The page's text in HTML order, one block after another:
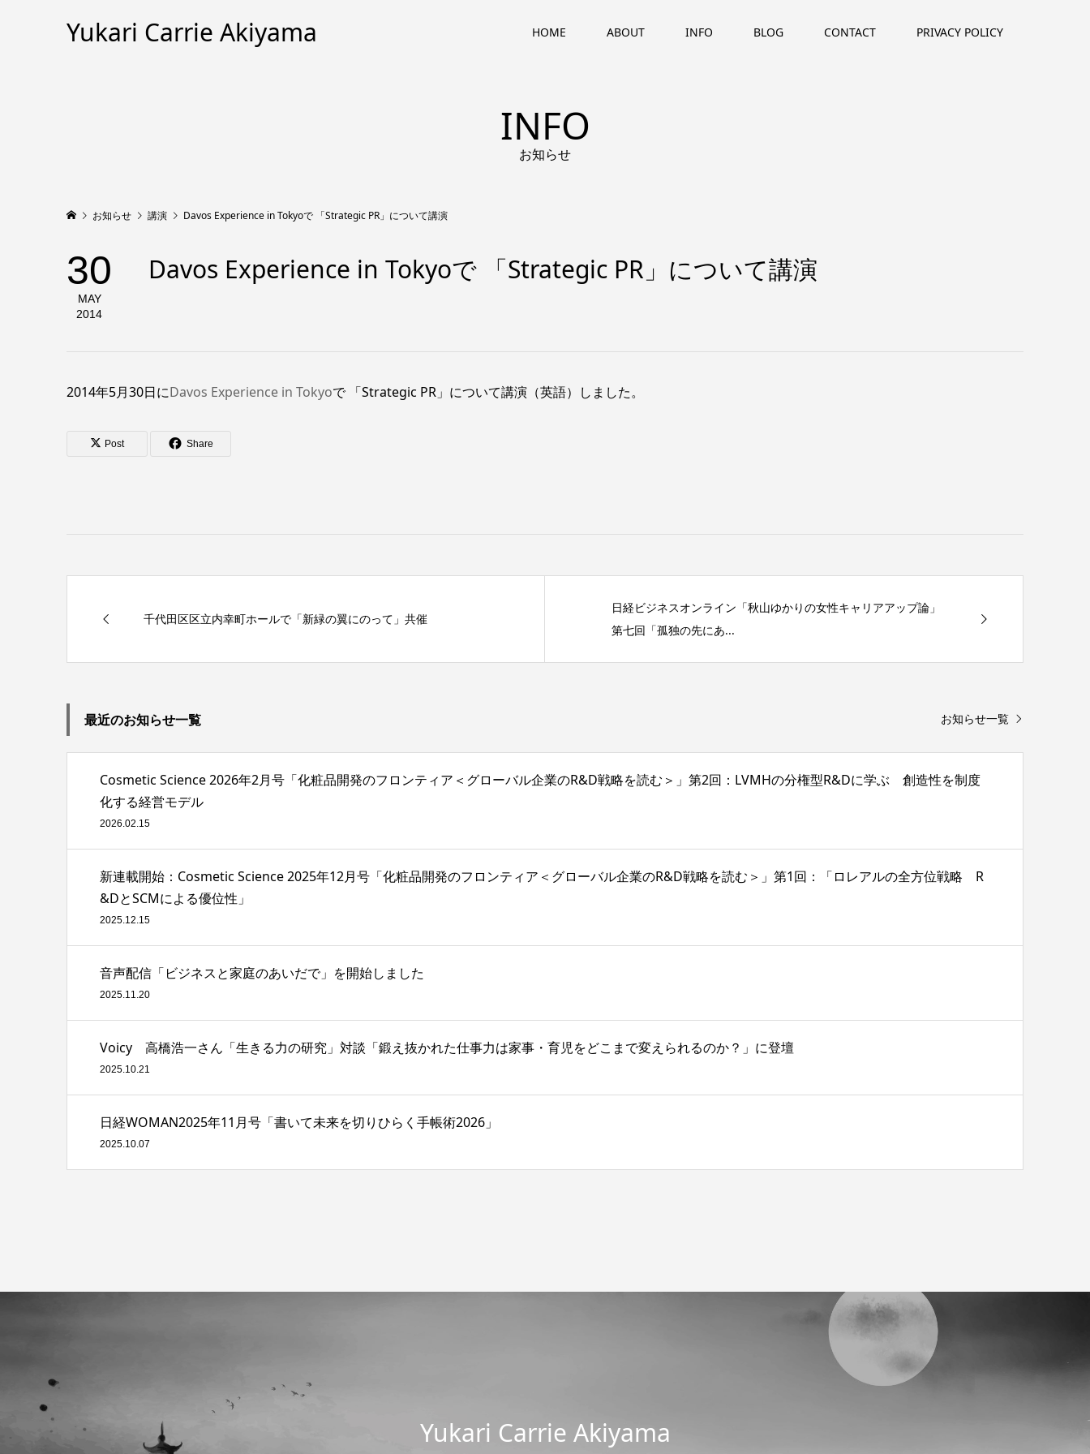
Yukari Carrie Akiyama HOME ABOUT INFO BLOG CONTACT PRIVACY POLICY
INFO
お知らせ
お知らせ 講演 Davos Experience in Tokyoで 「Strategic PR」について講演
30
MAY
2014
Davos Experience in Tokyoで 「Strategic PR」について講演
2014年5月30日にDavos Experience in Tokyoで 「Strategic PR」について講演（英語）しました。
Post Share
千代田区区立内幸町ホールで「新緑の翼にのって」共催
日経ビジネスオンライン「秋山ゆかりの女性キャリアアップ論」
第七回「孤独の先にあ...
最近のお知らせ一覧 お知らせ一覧
Cosmetic Science 2026年2月号「化粧品開発のフロンティア＜グローバル企業のR&D戦略を読む＞」第2回：LVMHの分権型R&Dに学ぶ 創造性を制度
化する経営モデル
2026.02.15
新連載開始：Cosmetic Science 2025年12月号「化粧品開発のフロンティア＜グローバル企業のR&D戦略を読む＞」第1回：「ロレアルの全方位戦略 R
&DとSCMによる優位性」
2025.12.15
音声配信「ビジネスと家庭のあいだで」を開始しました
2025.11.20
Voicy 高橋浩一さん「生きる力の研究」対談「鍛え抜かれた仕事力は家事・育児をどこまで変えられるのか？」に登壇
2025.10.21
日経WOMAN2025年11月号「書いて未来を切りひらく手帳術2026」
2025.10.07
Yukari Carrie Akiyama